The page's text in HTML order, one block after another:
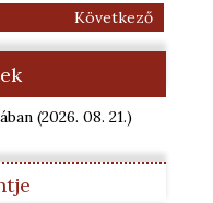
Következő
(2026. 08. 21.)